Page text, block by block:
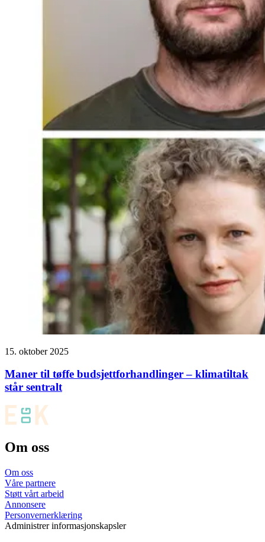
15. oktober 2025
Maner til tøffe budsjettforhandlinger – klimatiltak
står sentralt
Om oss
Om oss
Våre partnere
Støtt vårt arbeid
Annonsere
Personvernerklæring
Administrer informasjonskapsler